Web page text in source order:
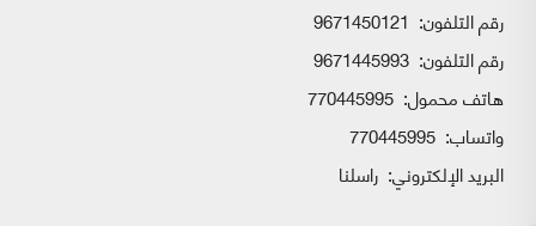
رقم التلفون: 9671450121
رقم التلفون: 9671445993
هاتف محمول: 770445995
واتساب:
البريد الإلكتروني: راسلنا